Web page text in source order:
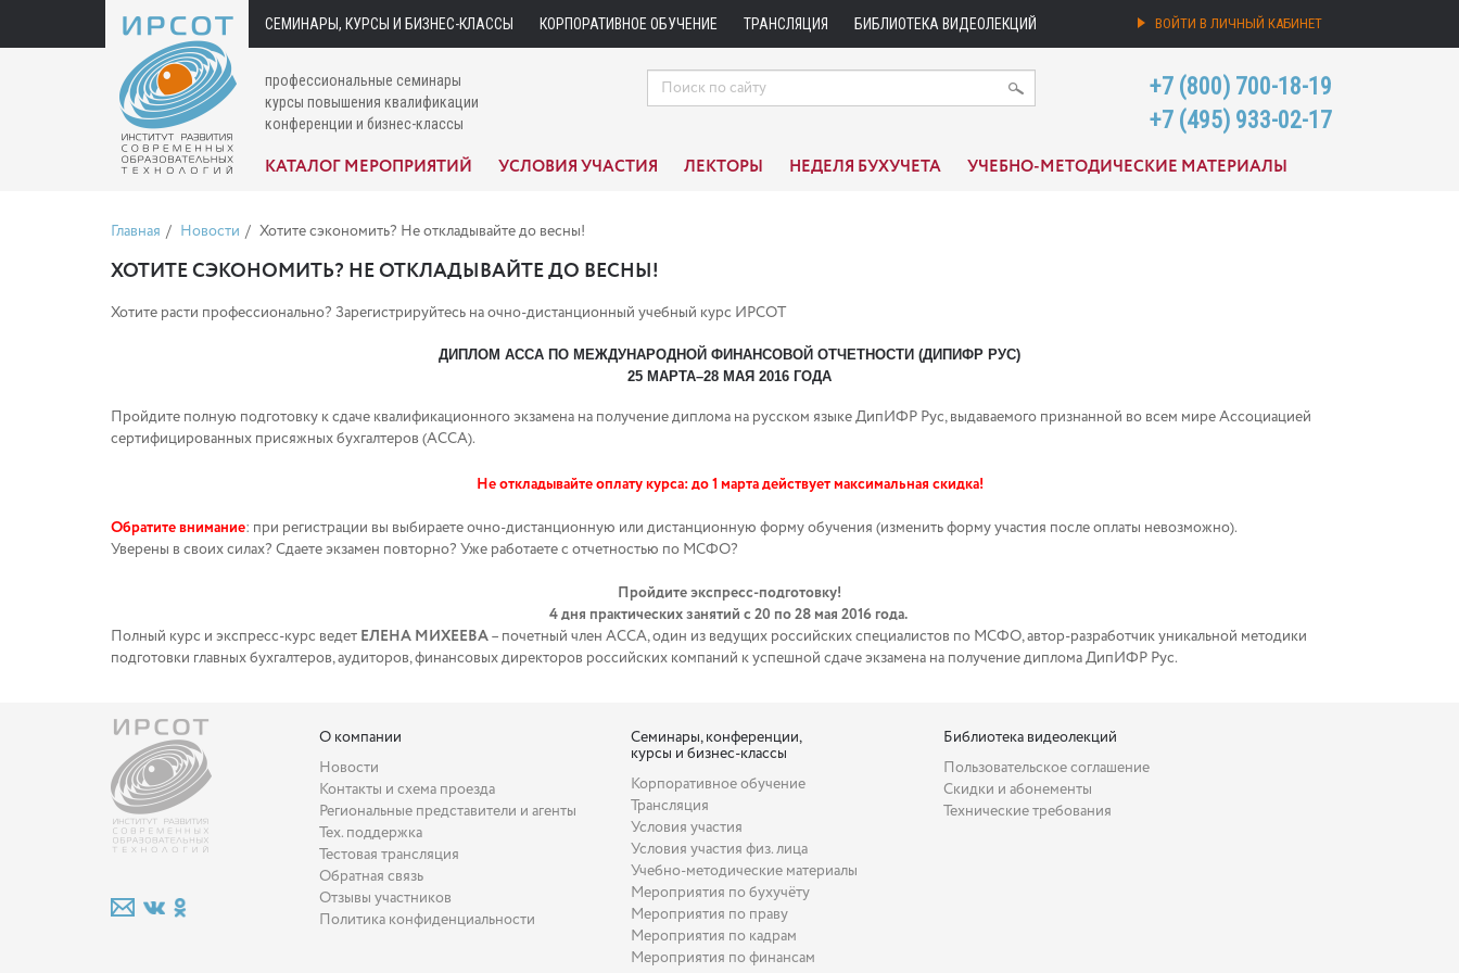
СЕМИНАРЫ, КУРСЫ И БИЗНЕС-КЛАССЫ КОРПОРАТИВНОЕ ОБУЧЕНИЕ ТРАНСЛЯЦИЯ БИБЛИОТЕКА ВИДЕОЛЕКЦИЙ ВОЙТИ В ЛИЧНЫЙ КАБИНЕТ
профессиональные семинары
курсы повышения квалификации
конференции и бизнес-классы
+7 (800) 700-18-19
+7 (495) 933-02-17
КАТАЛОГ МЕРОПРИЯТИЙ УСЛОВИЯ УЧАСТИЯ ЛЕКТОРЫ НЕДЕЛЯ БУХУЧЕТА УЧЕБНО-МЕТОДИЧЕСКИЕ МАТЕРИАЛЫ
Главная Новости Хотите сэкономить? Не откладывайте до весны!
ХОТИТЕ СЭКОНОМИТЬ? НЕ ОТКЛАДЫВАЙТЕ ДО ВЕСНЫ!
Хотите расти профессионально? Зарегистрируйтесь на очно-дистанционный учебный курс ИРСОТ
ДИПЛОМ АССА ПО МЕЖДУНАРОДНОЙ ФИНАНСОВОЙ ОТЧЕТНОСТИ (ДИПИФР РУС)
25 МАРТА–28 МАЯ 2016 ГОДА
Пройдите полную подготовку к сдаче квалификационного экзамена на получение диплома на русском языке ДипИФР Рус, выдаваемого признанной во всем мире Ассоциацией
сертифицированных присяжных бухгалтеров (АССА).
Не откладывайте оплату курса: до 1 марта действует максимальная скидка!
Обратите внимание: при регистрации вы выбираете очно-дистанционную или дистанционную форму обучения (изменить форму участия после оплаты невозможно).
Уверены в своих силах? Сдаете экзамен повторно? Уже работаете с отчетностью по МСФО?
Пройдите экспресс-подготовку!
4 дня практических занятий с 20 по 28 мая 2016 года.
Полный курс и экспресс-курс ведет ЕЛЕНА МИХЕЕВА– почетный член АССА, один из ведущих российских специалистов по МСФО, автор-разработчик уникальной методики
подготовки главных бухгалтеров, аудиторов, финансовых директоров российских компаний к успешной сдаче экзамена на получение диплома ДипИФР Рус.
О компании
Новости
Контакты и схема проезда
Региональные представители и агенты
Тех. поддержка
Тестовая трансляция
Обратная связь
Отзывы участников
Политика конфиденциальности
Семинары, конференции,
курсы и бизнес-классы
Корпоративное обучение
Трансляция
Условия участия
Условия участия физ. лица
Учебно-методические материалы
Мероприятия по бухучёту
Мероприятия по праву
Мероприятия по кадрам
Мероприятия по финансам
Библиотека видеолекций
Пользовательское соглашение
Скидки и абонементы
Технические требования